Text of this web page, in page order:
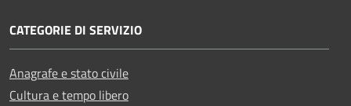
CATEGORIE DI SERVIZIO
Anagrafe e stato civile
Cultura e tempo libero